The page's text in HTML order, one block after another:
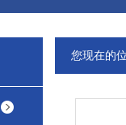
您现在的